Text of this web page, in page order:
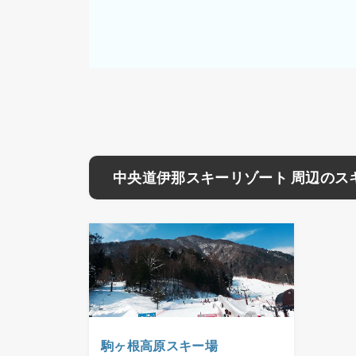
中央道伊那スキーリゾート 周辺のス
駒ヶ根高原スキー場